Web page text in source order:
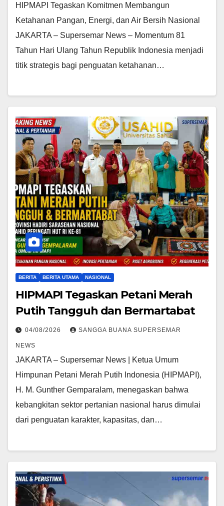
HIPMAPI Tegaskan Komitmen Membangun
Ketahanan Pangan, Energi, dan Air Bersih Nasional
JAKARTA – Supersemar News – Momentum 81
Tahun Hari Ulang Tahun Republik Indonesia menjadi
titik strategis bagi penguatan ketahanan…
BERITA BERITA UTAMA NASIONAL
HIPMAPI Tegaskan Petani Merah
Putih Tangguh dan Bermartabat
04/08/2026 SANGGA BUANA SUPERSEMAR
NEWS
JAKARTA – Supersemar News | Ketua Umum
Himpunan Petani Merah Putih Indonesia (HIPMAPI),
H. M. Gunther Gemparalam, menegaskan bahwa
kebangkitan sektor pertanian nasional harus dimulai
dari penguatan karakter, kapasitas, dan…